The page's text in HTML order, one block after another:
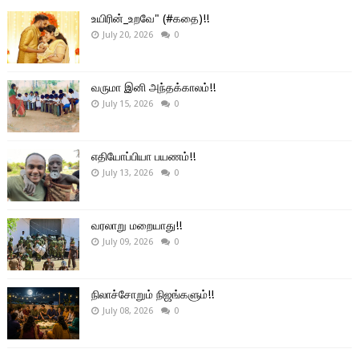
உயிரின்_உறவே" (#கதை)!!
July 20, 2026 0
வருமா இனி அந்தக்காலம்!!
July 15, 2026 0
எதியோப்பியா பயணம்!!
July 13, 2026 0
வரலாறு மறையாது!!
July 09, 2026 0
நிலாச்சோறும் நிஜங்களும்!!
July 08, 2026 0